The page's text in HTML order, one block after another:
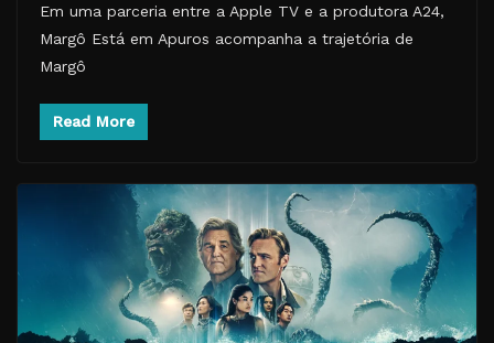
Em uma parceria entre a Apple TV e a produtora A24,
Margô Está em Apuros acompanha a trajetória de
Margô
Read More